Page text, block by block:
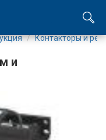
Контакторы и
и